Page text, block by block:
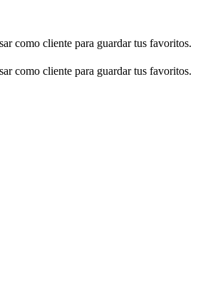
como cliente para guardar tus favoritos.
como cliente para guardar tus favoritos.